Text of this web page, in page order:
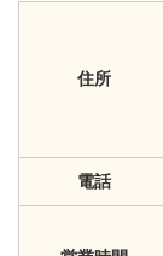
住所
電話